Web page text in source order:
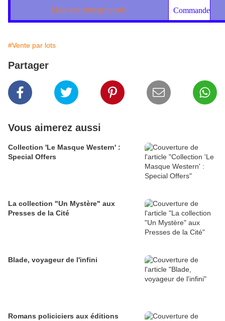
Liste des titres proposés Commande
#Vente par lots
Partager
Vous aimerez aussi
Collection 'Le Masque Western' :
Special Offers
La collection "Un Mystère" aux
Presses de la Cité
Blade, voyageur de l'infini
Romans policiciers aux éditions